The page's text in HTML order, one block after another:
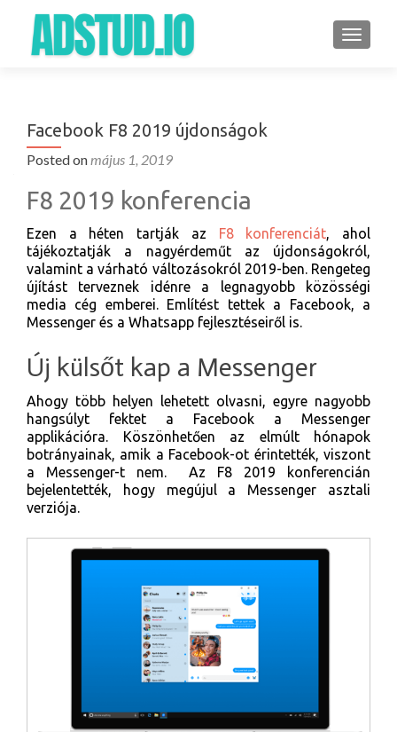
Facebook F8 2019 újdonságok
Posted onmájus 1, 2019
F8 2019 konferencia
Ezen a héten tartják az F8 konferenciát, ahol
tájékoztatják a nagyérdeműt az újdonságokról,
valamint a várható változásokról 2019-ben. Rengeteg
újítást terveznek idénre a legnagyobb közösségi
media cég emberei. Említést tettek a Facebook, a
Messenger és a Whatsapp fejlesztéseiről is.
Új külsőt kap a Messenger
Ahogy több helyen lehetett olvasni, egyre nagyobb
hangsúlyt fektet a Facebook a Messenger
applikációra. Köszönhetően az elmúlt hónapok
botrányainak, amik a Facebook-ot érintették, viszont
a Messenger-t nem. Az F8 2019 konferencián
bejelentették, hogy megújul a Messenger asztali
verziója.